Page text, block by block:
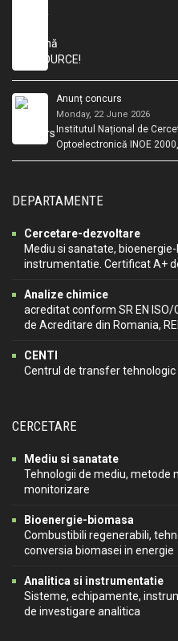
Anunț concurs
Monday, 22 June 2026
Institutul Național de
Optoelectronică INOE
DEPARTAMENTE
Cercetare-dezvoltare
Mediu si sanatate,
instrumentatie. Certificat A+
Analize chimice
acreditat conform SR EN
de Acreditare din Romania,
CENTI
Centrul de transfer tehnologic
CERCETARE
Mediu si sanatate
Tehnologii de mediu, metode
monitorizare
Bioenergie-biomasa
Combustibili regenerabili,
conversia biomasei in energie
Analitica si instrumentatie
Sisteme, echipamente,
de investigare analitica